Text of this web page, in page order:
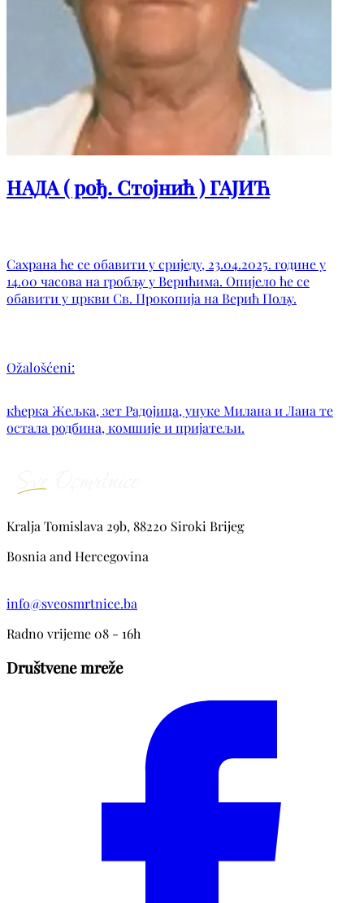
НАДА ( рођ. Стојнић ) ГАЈИЋ
Сахрана ће се обавити у сриједу, 23.04.2025. године у
14.00 часова на гробљу у Верићима. Опијело ће се
обавити у цркви Св. Прокопија на Верић Пољу.
Ožalošćeni:
кћерка Жељка, зет Радојица, унуке Милана и Лана те
остала родбина, комшије и пријатељи.
Kralja Tomislava 29b, 88220 Siroki Brijeg
Bosnia and Hercegovina
info@sveosmrtnice.ba
Radno vrijeme 08 - 16h
Društvene mreže